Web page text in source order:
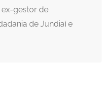
gestor de
de Jundiaí e